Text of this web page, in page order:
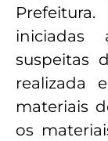
iniciadas
suspeitas
realizada
materiais
os